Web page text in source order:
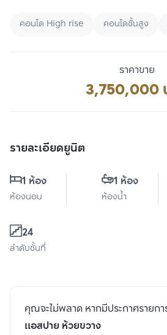
คอนโด High rise คอนโดชั้นสูง
ราคาขาย
3,750,000
รายละเอียดยูนิต
1 ห้อง
ห้องนอน
1 ห้อง
ห้องน้ำ
24
ลำดับชั้นที่
คุณจะไม่พลาด หากมีประกาศรายกา
แอสปาย ห้วยขวาง